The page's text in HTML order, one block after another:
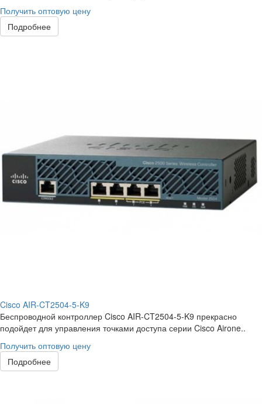
Получить оптовую цену
Подробнее
Cisco AIR-CT2504-5-K9
Беспроводной контроллер Cisco AIR-CT2504-5-K9 прекрасно
подойдет для управления точками доступа серии Cisco Airone..
Получить оптовую цену
Подробнее